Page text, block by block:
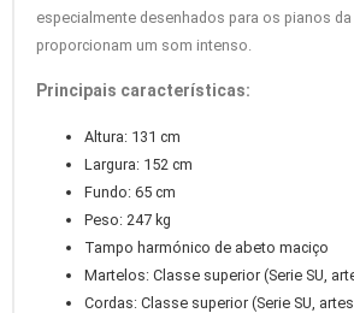
especialmente desenhados para os pianos da
proporcionam um som intenso.
Principais características:
Altura: 131 cm
Largura: 152 cm
Fundo: 65 cm
Peso: 247 kg
Tampo harmónico de abeto maciço
Martelos: Classe superior (Serie SU,
Cordas: Classe superior (Serie SU,